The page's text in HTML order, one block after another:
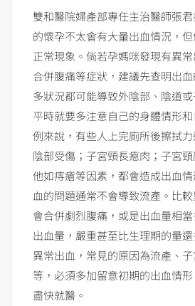
雙和醫院婦產部專任主治醫師張
的懷孕不太會有大量出血情況，
正常現象。倘若孕媽咪發現有異
合併腹痛等症狀，建議先查明出
多狀況都可能導致外陰部、陰道
平時就要多注意自己的身體情形
例來說，有些人上完廁所後擦拭
陰部受傷；子宮頸長瘜肉；子宮
他如痔瘡等因素，都會造成出血
血的問題通常不會導致流產。比
會合併劇烈腹痛，或是出血量相
出血量，嚴重甚至比生理期的量
異常出血，常見的原因為流產、
等，必須多加留意初期的出血情
盡快就醫。